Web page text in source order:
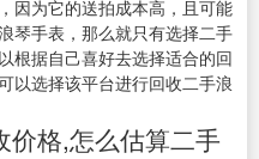
因为它的送拍成本高，且可能
琴手表，那么就只有选择二手
根据自己喜好去选择适合的回
以选择该平台进行回收二手浪
价格,怎么估算二手